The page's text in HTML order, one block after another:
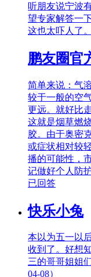
听朋友说宁波
望专家解答一
这也太吓人了
鹏友圈官
简单来说：气
较于一般的空
更远。就好比
这就是烟草燃
胶。由于奥密
或症状相对较
播的可能性，
记做好个人防
已回答
快乐小兔
本以为五一以
收到了。好想
三的哥哥姐姐
04-08）